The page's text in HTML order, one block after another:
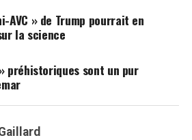
AVC » de Trump pourrait en
la science
préhistoriques sont un pur